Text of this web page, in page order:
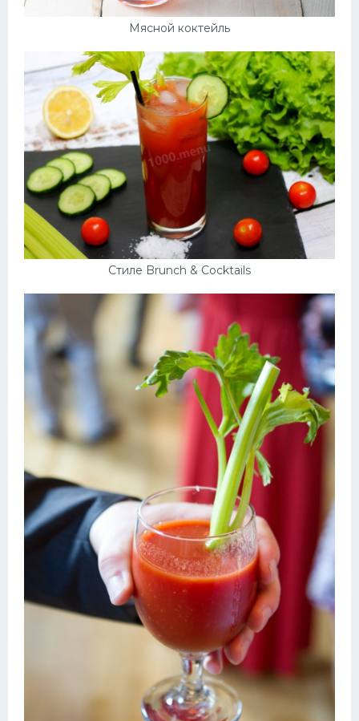
Мясной коктейль
Стиле Brunch & Cocktails